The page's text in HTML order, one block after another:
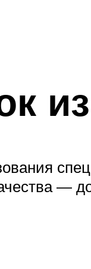
—